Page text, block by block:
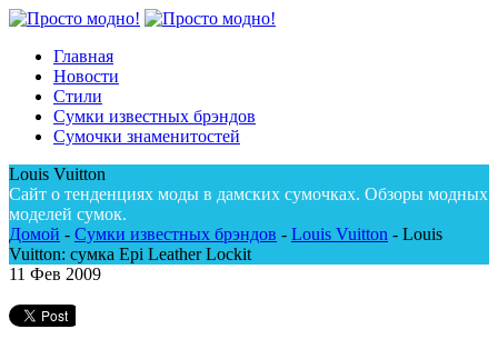
Главная
Новости
Стили
Сумки известных брэндов
Сумочки знаменитостей
Louis Vuitton
Сайт о тенденциях моды в дамских сумочках. Обзоры модных
моделей сумок.
Домой - Сумки известных брэндов - Louis Vuitton - Louis
Vuitton: сумка Epi Leather Lockit
11 Фев 2009